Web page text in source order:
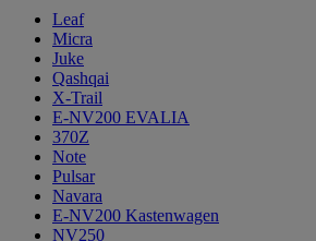
Leaf
Micra
Juke
Qashqai
X-Trail
E-NV200 EVALIA
370Z
Note
Pulsar
Navara
E-NV200 Kastenwagen
NV250